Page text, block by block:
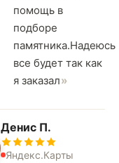
помощь в
подборе
памятника.Надеюсь
все будет так как
я заказал
Денис П.
Яндекс.Карты